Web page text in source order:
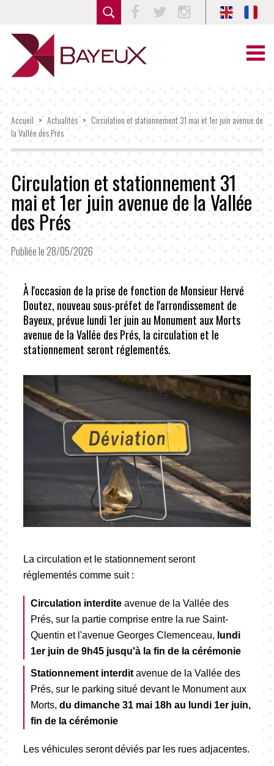
Accueil > Actualités > Circulation et stationnement 31 mai et 1er juin avenue de
la Vallée des Prés
Circulation et stationnement 31
mai et 1er juin avenue de la Vallée
des Prés
Publiée le 28/05/2026
À l'occasion de la prise de fonction de Monsieur Hervé
Doutez, nouveau sous-préfet de l'arrondissement de
Bayeux, prévue lundi 1er juin au Monument aux Morts
avenue de la Vallée des Prés, la circulation et le
stationnement seront réglementés.
La circulation et le stationnement seront
réglementés comme suit :
Circulation interdite avenue de la Vallée des
Prés, sur la partie comprise entre la rue Saint-
Quentin et l'avenue Georges Clemenceau, lundi
1er juin de 9h45 jusqu'à la fin de la cérémonie
Stationnement interdit avenue de la Vallée des
Prés, sur le parking situé devant le Monument aux
Morts, du dimanche 31 mai 18h au lundi 1er juin,
fin de la cérémonie
Les véhicules seront déviés par les rues adjacentes.